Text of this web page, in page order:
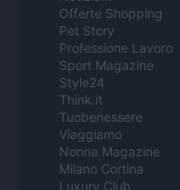
Offerte Shopping
Pet Story
Professione Lavoro
Sport Magazine
Style24
Think.it
Tuobenessere
Viaggiamo
Nonne Magazine
Milano Cortina
Luxury Club